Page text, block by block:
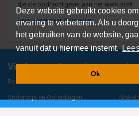
Deze website gebruikt cookies
ervaring te verbeteren. Als u
het gebruiken van de website,
vanuit dat u hiermee instemt.
Ok
die de opdrachtgever aan het werk stelt.
Lees meer over Aannemer
Vind specalisten in uw regio
Restaurant
Onderwijs en Opleidingen